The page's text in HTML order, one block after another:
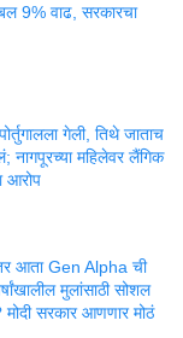
9% वाढ, सरकारचा
गेली, तिथे जाताच
नागपूरच्या महिलेवर लैंगिक
आरोप
आता Gen Alpha ची
मुलांसाठी सोशल
मोदी सरकार आणणार मोठं